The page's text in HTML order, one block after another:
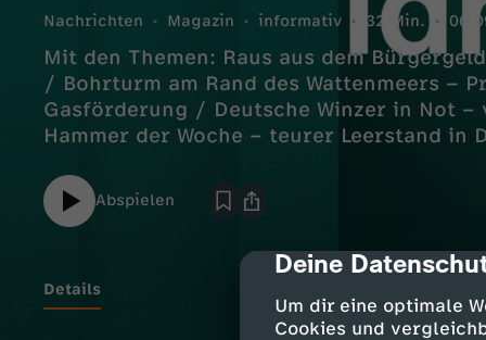
cmp-dialog-
Deine
Um dir eine optimale
Cookies und
Nachrichten Magazin informativ 32 Min.
Mit den Themen: Raus aus dem
/ Bohrturm am Rand des Wattenmeers –
Gasförderung / Deutsche Winzer in Not
Hammer der Woche – teurer Leerstand in
Abspielen
Details